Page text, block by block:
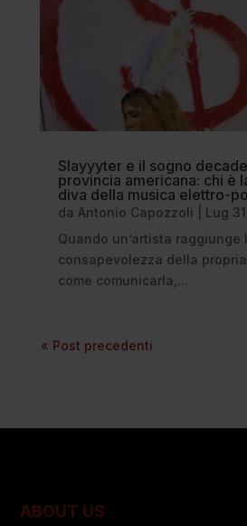
Slayyyter e il sogno
provincia americana: chi è
diva della musica elettro-
da Antonio Capozzoli Lug
Quando un’artista raggiunge
consapevolezza della
come comunicarla,...
« Post precedenti
ABOUT US